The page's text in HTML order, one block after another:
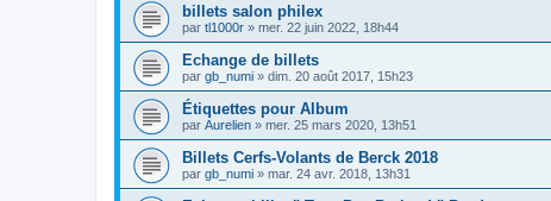
billets salon philex
par tl1000r » mer. 22 juin 2022, 18h44
Echange de billets
par gb_numi » dim. 20 août 2017, 15h23
Étiquettes pour Album
par Aurelien » mer. 25 mars 2020, 13h51
Billets Cerfs-Volants de Berck 2018
par gb_numi » mar. 24 avr. 2018, 13h31